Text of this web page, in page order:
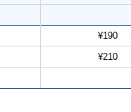
¥190
¥210